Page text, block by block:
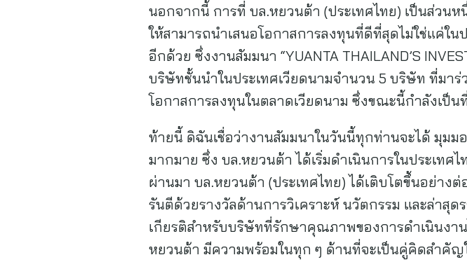
นอกจากนี้ การที่ บล.หยวนต้า (ประเทศไทย) เป็นส่วน
ให้สามารถนำเสนอโอกาสการลงทุนที่ดีที่สุดไม่ใช่แค่ใ
อีกด้วย ซึ่งงานสัมมนา “YUANTA THAILAND’S
บริษัทชั้นนำในประเทศเวียดนามจำนวน 5 บริษัท ที่มาร่
โอกาสการลงทุนในตลาดเวียดนาม ซึ่งขณะนี้กำลังเป็
ท้ายนี้ ดิฉันเชื่อว่างานสัมมนาในวันนี้ทุกท่านจะได้ มุมม
มากมาย ซึ่ง บล.หยวนต้า ได้เริ่มดำเนินการในประเท
ผ่านมา บล.หยวนต้า (ประเทศไทย) ได้เติบโตขึ้นอย่าง
รันตีด้วยรางวัลด้านการวิเคราะห์ นวัตกรรม และล่าสุด
เกียรติสำหรับบริษัทที่รักษาคุณภาพของการดำเนินงา
หยวนต้า มีความพร้อมในทุก ๆ ด้านที่จะเป็นคู่คิดสำคั